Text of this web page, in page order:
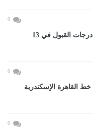
0
تنسيق الثانوى العام 2027.. اعرف درجات القبول في 13
0
القاهرة الإسكندرية
0